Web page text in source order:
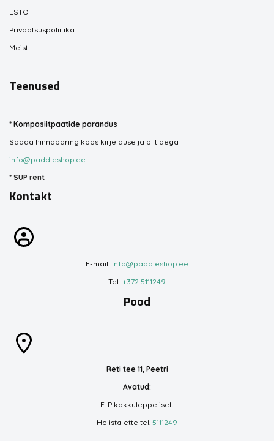
ESTO
Privaatsuspoliitika
Meist
Teenused
* Komposiitpaatide parandus
Saada hinnapäring koos kirjelduse ja piltidega
info@paddleshop.ee
* SUP rent
Kontakt
E-mail: info@paddleshop.ee
Tel: +372 5111249
Pood
Reti tee 11, Peetri
Avatud:
E-P kokkuleppeliselt
Helista ette tel. 5111249